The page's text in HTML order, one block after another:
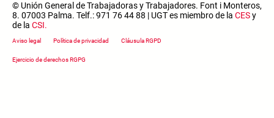
© Unión General de Trabajadoras y Trabajadores. Font i Monteros,
8. 07003 Palma. Telf.: 971 76 44 88 | UGT es miembro de la CESy
de la CSI.
Footer menu
Aviso legal Política de privacidad Cláusula RGPD
Ejercicio de derechos RGPG